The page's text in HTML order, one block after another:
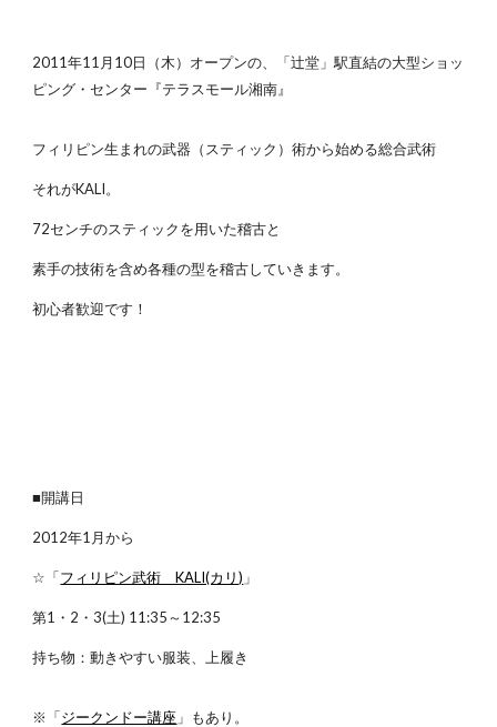
2011年11月10日（木）オープンの、「辻堂」駅直結の大型ショッ
ピング・センター『テラスモール湘南』
フィリピン生まれの武器（スティック）術から始める総合武術
それがKALI。
72センチのスティックを用いた稽古と
素手の技術を含め各種の型を稽古していきます。
初心者歓迎です！
■開講日
2012年1月から
☆「フィリピン武術 KALI(カリ) 」
第1・2・3(土) 11:35～12:35
持ち物：動きやすい服装、上履き
※「ジークンドー講座 」もあり。